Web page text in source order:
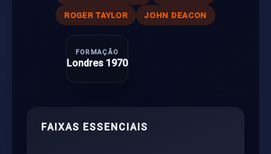
ROGER TAYLOR JOHN DEACON
FORMAÇÃO
Londres 1970
FAIXAS ESSENCIAIS